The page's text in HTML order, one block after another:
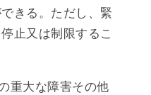
きる。ただし、緊
止又は制限するこ
重大な障害その他